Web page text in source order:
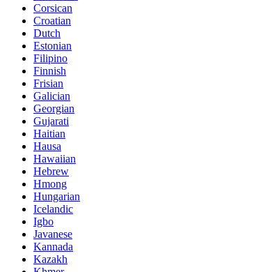
Corsican
Croatian
Dutch
Estonian
Filipino
Finnish
Frisian
Galician
Georgian
Gujarati
Haitian
Hausa
Hawaiian
Hebrew
Hmong
Hungarian
Icelandic
Igbo
Javanese
Kannada
Kazakh